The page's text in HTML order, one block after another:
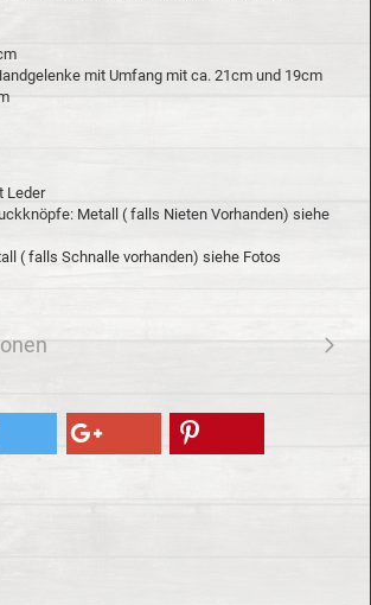
mit Umfang mit ca. 21cm und 19cm
Leder
Metall ( falls Nieten Vorhanden) siehe
( falls Schnalle vorhanden) siehe Fotos